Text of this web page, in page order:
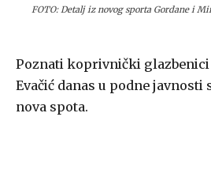
FOTO: Detalj iz novog sporta Gordane i
Poznati koprivnički
Evačić danas u podne javnosti
nova spota.